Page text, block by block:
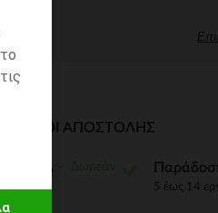
ΤΡΌΠΟΙ ΑΠΟΣΤΟΛΉΣ
5 έως 14